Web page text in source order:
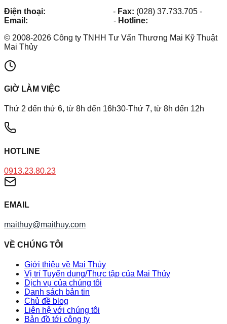
Điện thoại:
- Fax: (028) 37.733.705 -
Email:
- Hotline:
© 2008-2026 Công ty TNHH Tư Vấn Thương Mai Kỹ Thuật
Mai Thủy
GIỜ LÀM VIỆC
Thứ 2 đến thứ 6, từ 8h đến 16h30-Thứ 7, từ 8h đến 12h
HOTLINE
0913.23.80.23
EMAIL
maithuy@maithuy.com
VỀ CHÚNG TÔI
Giới thiệu về Mai Thủy
Vị trí Tuyển dụng/Thực tập của Mai Thủy
Dịch vụ của chúng tôi
Danh sách bản tin
Chủ đề blog
Liên hệ với chúng tôi
Bản đồ tới công ty